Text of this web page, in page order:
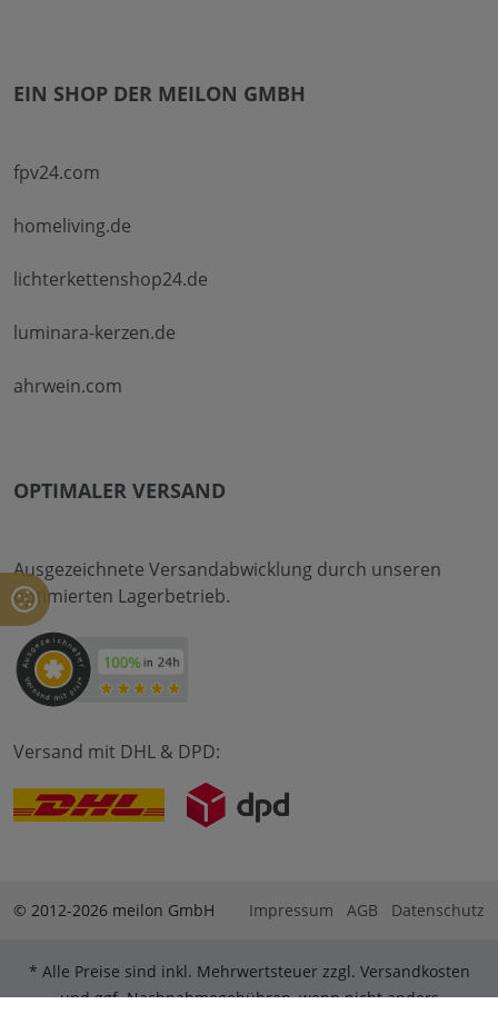
EIN SHOP DER MEILON GMBH
fpv24.com
homeliving.de
lichterkettenshop24.de
luminara-kerzen.de
ahrwein.com
OPTIMALER VERSAND
Ausgezeichnete Versandabwicklung durch unseren
optimierten Lagerbetrieb.
Versand mit DHL & DPD:
© 2012-2026 meilon GmbH Impressum AGB Datenschutz
* Alle Preise sind inkl. Mehrwertsteuer zzgl. Versandkosten
und ggf. Nachnahmegebühren, wenn nicht anders